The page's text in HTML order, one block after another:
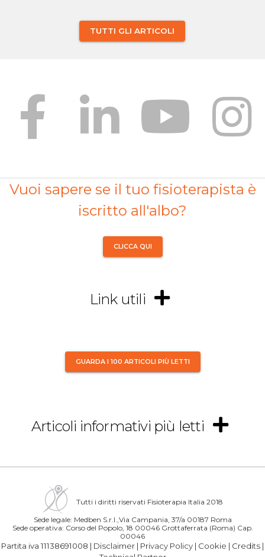
TUTTI GLI ARTICOLI
Vuoi sapere se il tuo fisioterapista è
iscritto all'albo?
CLICCA QUI
Link utili
GUARDA I 100 ARTICOLI PIÙ LETTI
Articoli informativi più letti
Tutti i diritti riservati Fisioterapia Italia 2018
Sede legale: Medben S.r.l.,Via Campania, 37/a 00187 Roma
Sede operativa: Corso del Popolo, 18 00046 Grottaferrata (Roma) Cap.
00046
Partita iva 11138691008 | Disclaimer | Privacy Policy | Cookie | Credits |